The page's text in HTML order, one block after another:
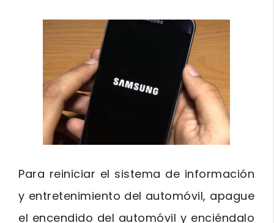
Para reiniciar el sistema de información
y entretenimiento del automóvil, apague
el encendido del automóvil y enciéndalo